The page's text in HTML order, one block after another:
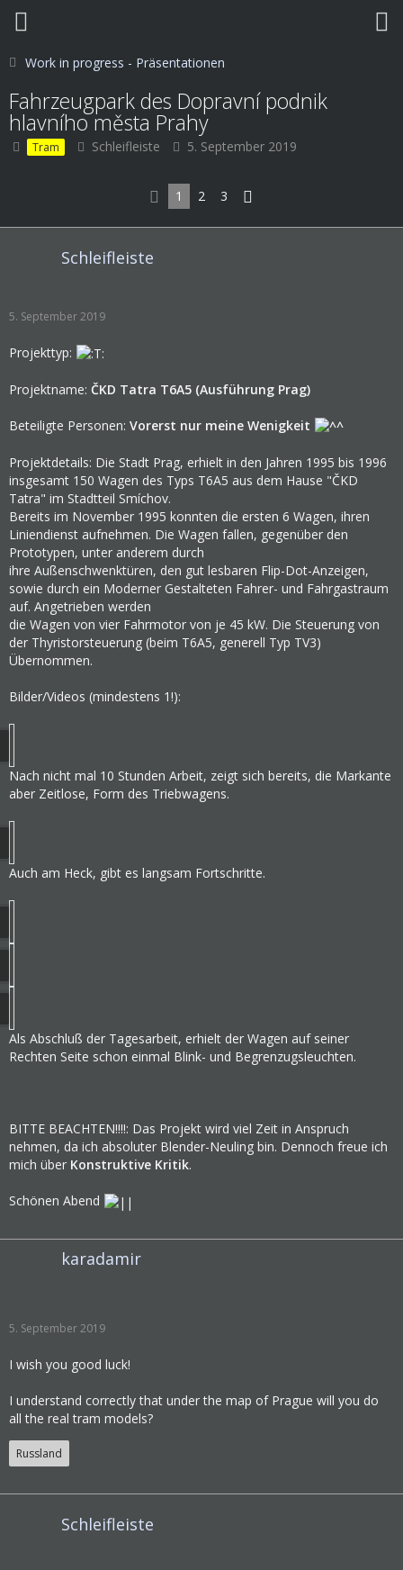
Work in progress - Präsentationen
Fahrzeugpark des Dopravní podnik
hlavního města Prahy
Tram Schleifleiste 5. September 2019
1 2 3
Schleifleiste
5. September 2019
Projekttyp:
Projektname: ČKD Tatra T6A5 (Ausführung Prag)
Beteiligte Personen: Vorerst nur meine Wenigkeit
Projektdetails: Die Stadt Prag, erhielt in den Jahren 1995 bis 1996
insgesamt 150 Wagen des Typs T6A5 aus dem Hause "ČKD
Tatra" im Stadtteil Smíchov.
Bereits im November 1995 konnten die ersten 6 Wagen, ihren
Liniendienst aufnehmen. Die Wagen fallen, gegenüber den
Prototypen, unter anderem durch
ihre Außenschwenktüren, den gut lesbaren Flip-Dot-Anzeigen,
sowie durch ein Moderner Gestalteten Fahrer- und Fahrgastraum
auf. Angetrieben werden
die Wagen von vier Fahrmotor von je 45 kW. Die Steuerung von
der Thyristorsteuerung (beim T6A5, generell Typ TV3)
Übernommen.
Bilder/Videos (mindestens 1!):
Nach nicht mal 10 Stunden Arbeit, zeigt sich bereits, die Markante
aber Zeitlose, Form des Triebwagens.
Auch am Heck, gibt es langsam Fortschritte.
Als Abschluß der Tagesarbeit, erhielt der Wagen auf seiner
Rechten Seite schon einmal Blink- und Begrenzugsleuchten.
BITTE BEACHTEN!!!!: Das Projekt wird viel Zeit in Anspruch
nehmen, da ich absoluter Blender-Neuling bin. Dennoch freue ich
mich über Konstruktive Kritik.
Schönen Abend
karadamir
5. September 2019
I wish you good luck!
I understand correctly that under the map of Prague will you do
all the real tram models?
Russland
Schleifleiste